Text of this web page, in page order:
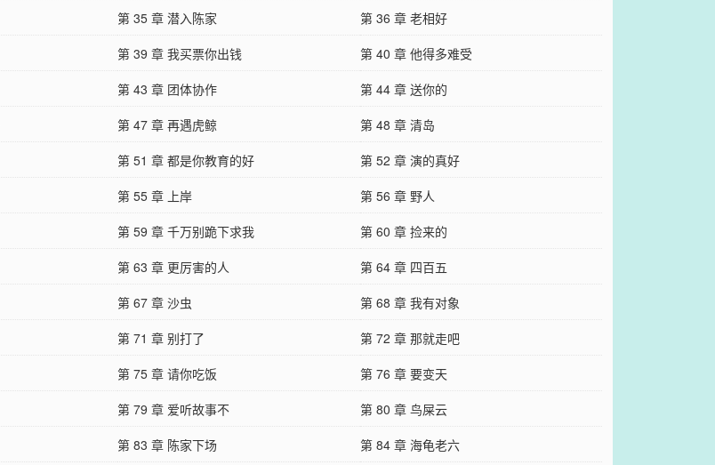
第 35 章 潜入陈家
第 36 章 老相好
第 39 章 我买票你出钱
第 40 章 他得多难受
第 43 章 团体协作
第 44 章 送你的
第 47 章 再遇虎鲸
第 48 章 清岛
第 51 章 都是你教育的好
第 52 章 演的真好
第 55 章 上岸
第 56 章 野人
第 59 章 千万别跪下求我
第 60 章 捡来的
第 63 章 更厉害的人
第 64 章 四百五
第 67 章 沙虫
第 68 章 我有对象
第 71 章 别打了
第 72 章 那就走吧
第 75 章 请你吃饭
第 76 章 要变天
第 79 章 爱听故事不
第 80 章 鸟屎云
第 83 章 陈家下场 第 84 章 海龟老六